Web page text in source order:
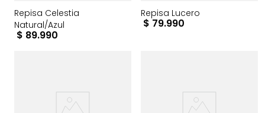
Repisa Celestia
Natural/Azul
$ 89.990
Repisa Lucero
$ 79.990